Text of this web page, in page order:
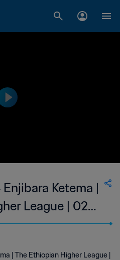
Ketema |
League | 02
| The Ethiopian Higher League |